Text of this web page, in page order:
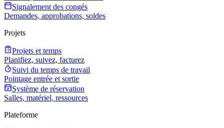
Signalement des congés
Demandes, approbations, soldes
Projets
Projets et temps
Planifiez, suivez, facturez
Suivi du temps de travail
Pointage entrée et sortie
Système de réservation
Salles, matériel, ressources
Plateforme